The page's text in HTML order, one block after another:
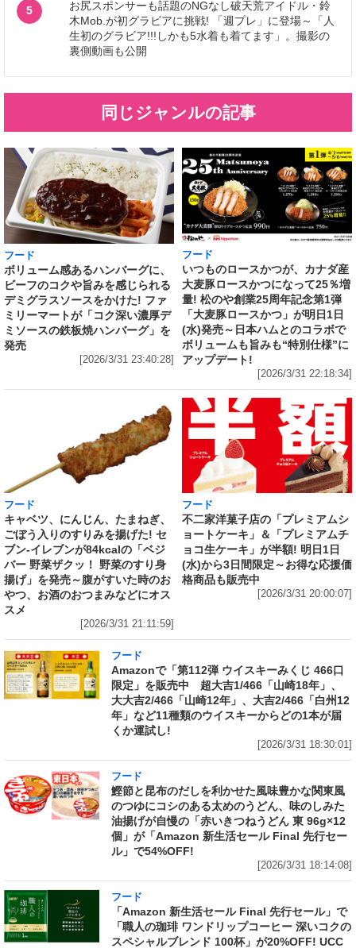
5
お尻スポンサーも話題のNGなし破天荒アイドル・鈴
木Mob.が初グラビアに挑戦! 「週プレ」に登場～「人
生初のグラビア!!!しかも5水着も着てます」。撮影の
裏側動画も公開
同じジャンルの記事
フード
ボリューム感あるハンバーグに、
ビーフのコクや旨みを感じられる
デミグラスソースをかけた! ファ
ミリーマートが「コク深い濃厚デ
ミソースの鉄板焼ハンバーグ」を
発売
[2026/3/31 23:40:28]
フード
いつものロースかつが、カナダ産
大麦豚ロースかつになって25％増
量! 松のや創業25周年記念第1弾
「大麦豚ロースかつ」が明日1日
(水)発売～日本ハムとのコラボで
ボリュームも旨みも“特別仕様”に
アップデート!
[2026/3/31 22:18:34]
フード
キャベツ、にんじん、たまねぎ、
ごぼう入りのすりみを揚げた! セ
ブン‐イレブンが84kcalの「ベジ
バー 野菜ザクッ！ 野菜のすり身
揚げ」を発売～腹がすいた時のお
やつ、お酒のおつまみなどにオス
スメ
[2026/3/31 21:11:59]
フード
不二家洋菓子店の「プレミアムシ
ョートケーキ」＆「プレミアムチ
ョコ生ケーキ」が半額! 明日1日
(水)から3日間限定～お得な応援価
格商品も販売中
[2026/3/31 20:00:07]
フード
Amazonで「第112弾 ウイスキーみくじ 466口
限定」を販売中 超大吉1/466「山崎18年」、
大大吉2/466「山崎12年」、大吉2/466「白州12
年」など11種類のウイスキーからどの1本が届
くか運試し!
[2026/3/31 18:30:01]
フード
鰹節と昆布のだしを利かせた風味豊かな関東風
のつゆにコシのある太めのうどん、味のしみた
油揚げが自慢の「赤いきつねうどん 東 96g×12
個」が「Amazon 新生活セール Final 先行セー
ル」で54%OFF!
[2026/3/31 18:14:08]
フード
「Amazon 新生活セール Final 先行セール」で
「職人の珈琲 ワンドリップコーヒー 深いコクの
スペシャルブレンド 100杯」が20%OFF! UCC